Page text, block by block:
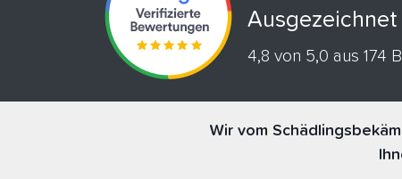
Ausgezeichnet
4,8 von 5,0 aus 174
Wir vom